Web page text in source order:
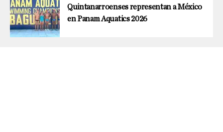
Quintanarroenses representan a México
en Panam Aquatics 2026